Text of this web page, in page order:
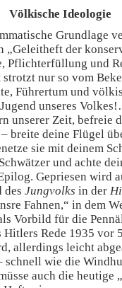
Völkische Ideologie
Grundlage
„Geleitheft der
Pflichterfüllung und
nur so vom
Führertum und
unseres
unserer Zeit, befreie
breite deine Flügel
sie mit deinem
und achte
Gepriesen wird
des Jungvolks in der
Fahnen,“ in dem
Vorbild für die
Hitlers Rede 1935 vor
allerdings leicht
schnell wie die
auch die heutige